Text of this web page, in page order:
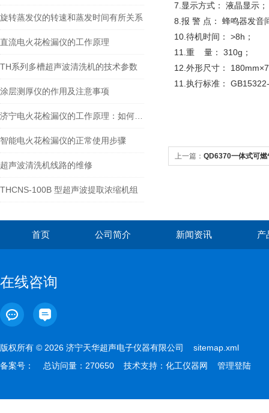
旋转蒸发仪的转速和蒸发时间有所关系
直流电火花检漏仪的工作原理
TH系列多槽超声波清洗机的技术参数
涂层测厚仪的作用及注意事项
智能电火花检漏仪的正常使用步骤
超声波清洗机线路的维修
THCNS-100B 型超声波提取浓缩机组
7.显示方式： 液晶显示；
8.报 警 点： 蜂鸣器发
10.待机时间： >8h；
11.重 量： 310g；
12.外形尺寸：
11.执行标准：
上一篇： QD6370一体式可燃
首页 公司简介 新闻资讯 产
在线咨询
版权所有 © 2026 济宁天华超声电子仪器有限公司 sitemap.xml
备案号：
总访问量：270650 技术支持： 化工仪器网 管理登陆